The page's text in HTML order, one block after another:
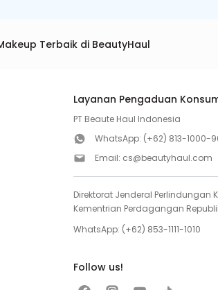
Terbaik di BeautyHaul
Layanan Pengaduan
PT Beaute Haul Indonesia
WhatsApp: (+62) 813-1000-
Email: cs@beautyhaul.com
Direktorat Jenderal Perlindungan
Kementrian Perdagangan
WhatsApp: (+62) 853-1111-1010
Follow us!